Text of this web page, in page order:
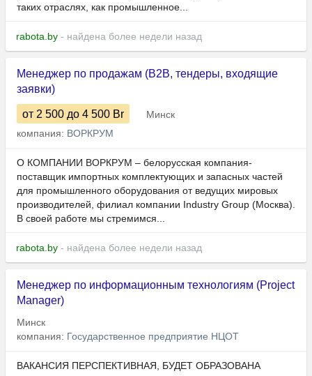
таких отраслях, как промышленное...
rabota.by - найдена более недели назад
Менеджер по продажам (B2B, тендеры, входящие
заявки)
от 2 500 до 4 500 Br
Минск
компания: ВОРКРУМ
О КОМПАНИИ ВОРКРУМ – белорусская компания-
поставщик импортных комплектующих и запасных частей
для промышленного оборудования от ведущих мировых
производителей, филиал компании Industry Group (Москва).
В своей работе мы стремимся...
rabota.by - найдена более недели назад
Менеджер по информационным технологиям (Project
Manager)
Минск
компания: Государственное предприятие НЦОТ
ВАКАНСИЯ ПЕРСПЕКТИВНАЯ, БУДЕТ ОБРАЗОВАНА